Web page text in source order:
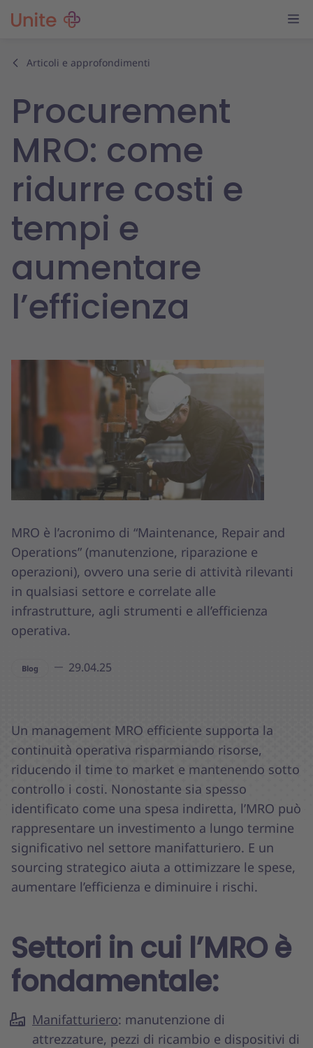
Articoli e approfondimenti
Procurement
MRO: come
ridurre costi e
tempi e
aumentare
l’efficienza
MRO è l’acronimo di “Maintenance, Repair and
Operations” (manutenzione, riparazione e
operazioni), ovvero una serie di attività rilevanti
in qualsiasi settore e correlate alle
infrastrutture, agli strumenti e all’efficienza
operativa.
Blog 29.04.25
Un management MRO efficiente supporta la
continuità operativa risparmiando risorse,
riducendo il time to market e mantenendo sotto
controllo i costi. Nonostante sia spesso
identificato come una spesa indiretta, l’MRO può
rappresentare un investimento a lungo termine
significativo nel settore manifatturiero. E un
sourcing strategico aiuta a ottimizzare le spese,
aumentare l’efficienza e diminuire i rischi.
Settori in cui l’MRO è
fondamentale:
Manifatturiero: manutenzione di
attrezzature, pezzi di ricambio e dispositivi di